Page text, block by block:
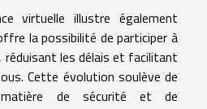
virtuelle illustre également
la possibilité de participer à
réduisant les délais et facilitant
Cette évolution soulève de
de sécurité et de